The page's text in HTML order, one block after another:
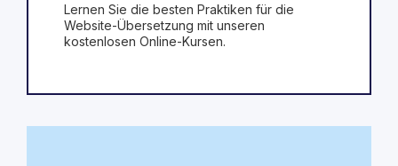
Lernen Sie die besten Praktiken für die
Website-Übersetzung mit unseren
kostenlosen Online-Kursen.